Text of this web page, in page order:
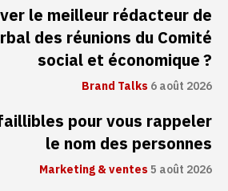
le meilleur rédacteur de
des réunions du Comité
social et économique ?
Brand Talks6 août 2026
pour vous rappeler
le nom des personnes
Marketing & ventes5 août 2026